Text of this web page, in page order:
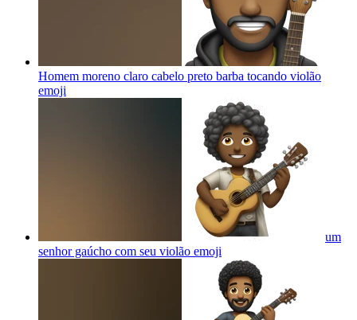
Homem moreno claro cabelo preto barba tocando violão
emoji
um
senhor gaúcho com seu violão emoji